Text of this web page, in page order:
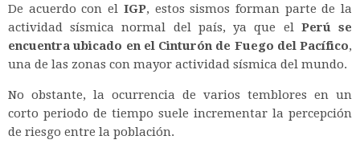
De acuerdo con el IGP, estos sismos forman parte de la
actividad sísmica normal del país, ya que el Perú se
encuentra ubicado en el Cinturón de Fuego del Pacífico,
una de las zonas con mayor actividad sísmica del mundo.
No obstante, la ocurrencia de varios temblores en un
corto periodo de tiempo suele incrementar la percepción
de riesgo entre la población.